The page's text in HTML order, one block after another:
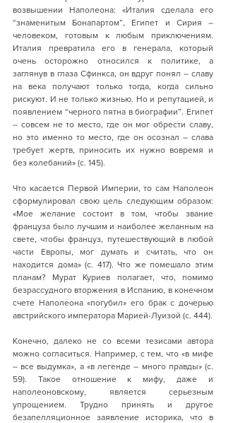
возвышении Наполеона: «Италия сделала его
“знаменитым Бонапартом”, Египет и Сирия –
человеком, готовым к любым приключениям.
Италия превратила его в генерала, который
очень осторожно относился к политике, а
заглянув в глаза Сфинкса, он вдруг понял – славу
на века получают только тогда, когда сильно
рискуют. И не только жизнью. Но и репутацией, и
появлением “черного пятна в биографии”. Египет
– совсем не то место, где он мог обрести славу,
но это именно то место, где он осознал – слава
требует жертв, приносить их нужно вовремя и
без колебаний» (с. 145).
Что касается Первой Империи, то сам Наполеон
сформулировал свою цель следующим образом:
«Мое желание состоит в том, чтобы звание
француза было лучшим и наиболее желанным на
свете, чтобы француз, путешествующий в любой
части Европы, мог думать и считать, что он
находится дома» (с. 417). Что же помешало этим
планам? Мурат Куриев полагает, что, помимо
безрассудного вторжения в Испанию, в конечном
счете Наполеона «погубил» его брак с дочерью
Конечно, далеко не со всеми тезисами автора
можно согласиться. Например, с тем, что «в мифе
– все выдумка», а «в легенде – много правды» (с.
59). Такое отношение к мифу, даже и
наполеоновскому, является серьезным
упрощением. Трудно принять и другое
безапелляционное заявление историка, что в